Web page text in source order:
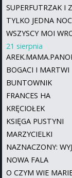
SUPERFUTRZAK I
TYLKO JEDNA NOC
WSZYSCY MOI
21 sierpnia
BOGACI I MARTWI
BUNTOWNIK
FRANCES HA
KRĘCIOŁEK
KSIĘGA PUSTYNI
MARZYCIELKI
NAZNACZONY:
NOWA FALA
O CZYM WIE